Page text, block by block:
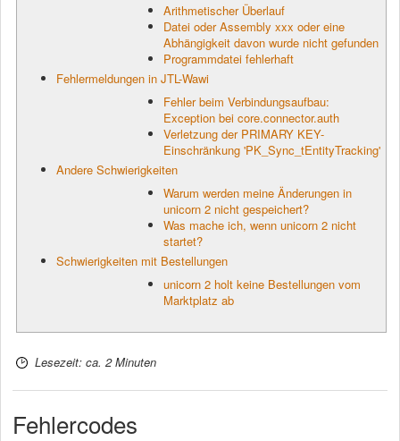
Arithmetischer Überlauf
Datei oder Assembly xxx oder eine
Abhängigkeit davon wurde nicht gefunden
Programmdatei fehlerhaft
Fehlermeldungen in JTL-Wawi
Fehler beim Verbindungsaufbau:
Exception bei core.connector.auth
Verletzung der PRIMARY KEY-
Einschränkung 'PK_Sync_tEntityTracking'
Andere Schwierigkeiten
Warum werden meine Änderungen in
unicorn 2 nicht gespeichert?
Was mache ich, wenn unicorn 2 nicht
startet?
Schwierigkeiten mit Bestellungen
unicorn 2 holt keine Bestellungen vom
Marktplatz ab
Lesezeit: ca. 2 Minuten
Fehlercodes